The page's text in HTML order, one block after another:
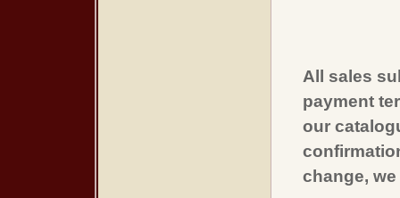
All sales
payment
our
change,